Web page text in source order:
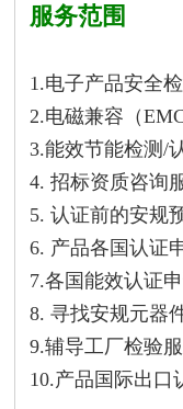
服务范围
1.电子产品安全
2.电磁兼容（
3.能效节能检测/
4. 招标资质咨询
5. 认证前的安规
6. 产品各国认证
7.各国能效认证申
8. 寻找安规元器
9.辅导工厂检验服
10.产品国际出口